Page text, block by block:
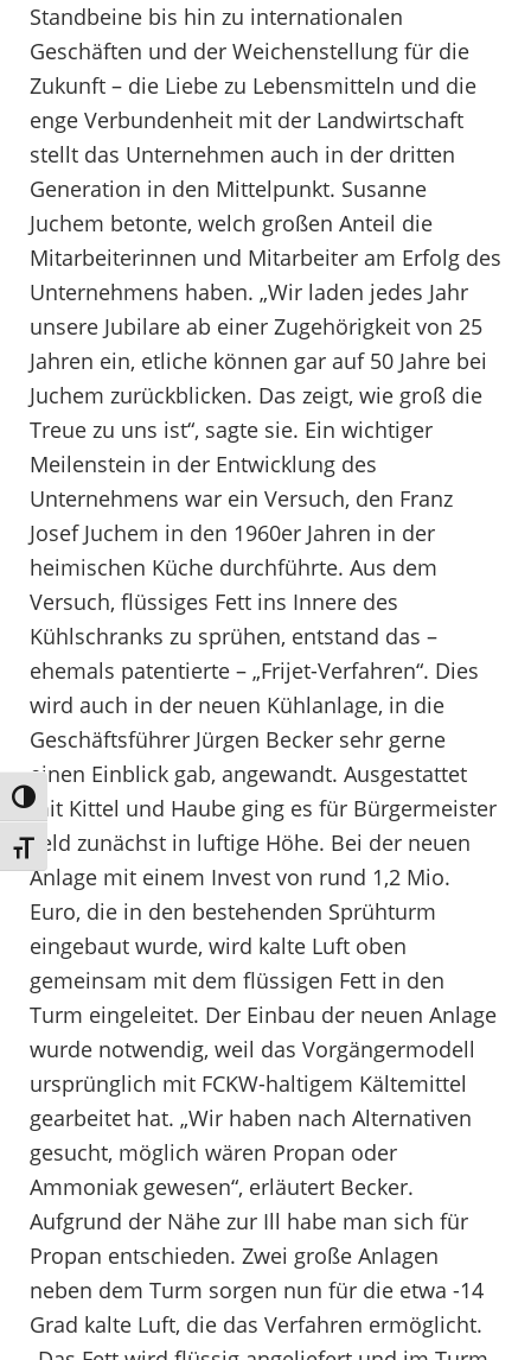
Umschalten auf hohe Kontraste
Schrift vergrößern
Standbeine bis hin zu internationalen
Geschäften und der Weichenstellung für die
Zukunft – die Liebe zu Lebensmitteln und die
enge Verbundenheit mit der Landwirtschaft
stellt das Unternehmen auch in der dritten
Generation in den Mittelpunkt. Susanne
Juchem betonte, welch großen Anteil die
Mitarbeiterinnen und Mitarbeiter am Erfolg des
Unternehmens haben. „Wir laden jedes Jahr
unsere Jubilare ab einer Zugehörigkeit von 25
Jahren ein, etliche können gar auf 50 Jahre bei
Juchem zurückblicken. Das zeigt, wie groß die
Treue zu uns ist“, sagte sie. Ein wichtiger
Meilenstein in der Entwicklung des
Unternehmens war ein Versuch, den Franz
Josef Juchem in den 1960er Jahren in der
heimischen Küche durchführte. Aus dem
Versuch, flüssiges Fett ins Innere des
Kühlschranks zu sprühen, entstand das –
ehemals patentierte – „Frijet-Verfahren“. Dies
wird auch in der neuen Kühlanlage, in die
Geschäftsführer Jürgen Becker sehr gerne
einen Einblick gab, angewandt. Ausgestattet
mit Kittel und Haube ging es für Bürgermeister
Feld zunächst in luftige Höhe. Bei der neuen
Anlage mit einem Invest von rund 1,2 Mio.
Euro, die in den bestehenden Sprühturm
eingebaut wurde, wird kalte Luft oben
gemeinsam mit dem flüssigen Fett in den
Turm eingeleitet. Der Einbau der neuen Anlage
wurde notwendig, weil das Vorgängermodell
ursprünglich mit FCKW-haltigem Kältemittel
gearbeitet hat. „Wir haben nach Alternativen
gesucht, möglich wären Propan oder
Ammoniak gewesen“, erläutert Becker.
Aufgrund der Nähe zur Ill habe man sich für
Propan entschieden. Zwei große Anlagen
neben dem Turm sorgen nun für die etwa -14
Grad kalte Luft, die das Verfahren ermöglicht.